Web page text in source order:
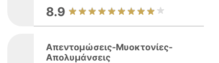
8.9
Απεντομώσεις-Μυοκτονίες-
Απολυμάνσεις